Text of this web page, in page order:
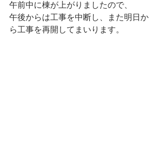
午前中に棟が上がりましたので、
午後からは工事を中断し、また明日か
ら工事を再開してまいります。